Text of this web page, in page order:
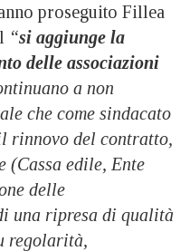
proseguito Fillea
“si aggiunge la
delle associazioni
a non
che come sindacato
rinnovo del contratto,
(Cassa edile, Ente
delle
una ripresa di qualità
regolarità,